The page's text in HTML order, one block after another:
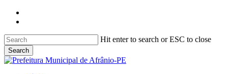
Skip
content
Hit enter to search or ESC to close
Search
Close